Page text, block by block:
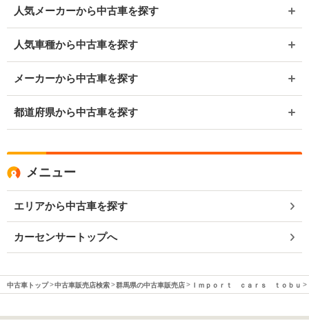
人気メーカーから中古車を探す
人気車種から中古車を探す
メーカーから中古車を探す
都道府県から中古車を探す
メニュー
エリアから中古車を探す
カーセンサートップへ
中古車トップ 中古車販売店検索 群馬県の中古車販売店 Ｉｍｐｏｒｔ ｃａｒｓ ｔｏｂｕ